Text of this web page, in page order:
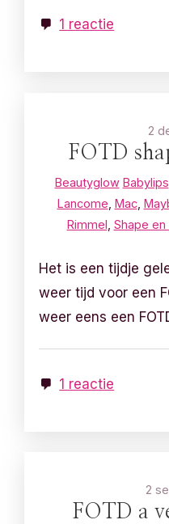
1 reactie
2
FOTD
Beautyglow Babylips
Lancome Mac,
Rimmel Shape
Het is een tijdje
weer tijd voor een
weer eens een
1 reactie
2
FOTD a